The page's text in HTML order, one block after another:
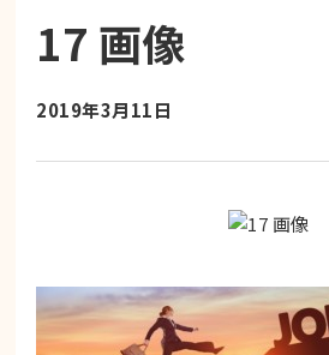
17 画像
2019年3月11日